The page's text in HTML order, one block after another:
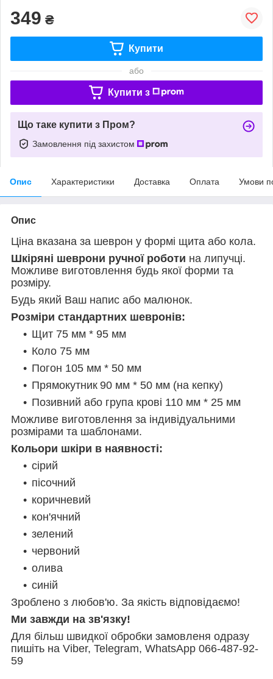
349 ₴
Купити
або
Купити з
Що таке купити з Пром?
Замовлення під захистом
Опис Характеристики Доставка Оплата Умови
Опис
Ціна вказана за шеврон у формі щита або кола.
Шкіряні шеврони ручної роботи на липучці.
Можливе виготовлення будь якої форми та
розміру.
Будь який Ваш напис або малюнок.
Розміри стандартних шевронів:
Щит 75 мм * 95 мм
Коло 75 мм
Погон 105 мм * 50 мм
Прямокутник 90 мм * 50 мм (на кепку)
Позивний або група крові 110 мм * 25 мм
Можливе виготовлення за індивідуальними
розмірами та шаблонами.
Кольори шкіри в наявності:
сірий
пісочний
коричневий
кон'ячний
зелений
червоний
олива
синій
Зроблено з любов'ю. За якість відповідаємо!
Ми завжди на зв'язку!
Для більш швидкої обробки замовленя одразу
пишіть на Viber, Telegram, WhatsApp 066-487-92-
59